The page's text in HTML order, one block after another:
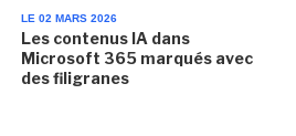
LE 02 MARS 2026
Les contenus IA dans
Microsoft 365 marqués avec
des filigranes